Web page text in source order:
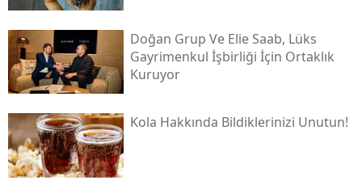
Doğan Grup Ve Elie Saab, Lüks
Gayrimenkul İşbirliği İçin Ortaklık
Kuruyor
Kola Hakkında Bildiklerinizi Unutun!